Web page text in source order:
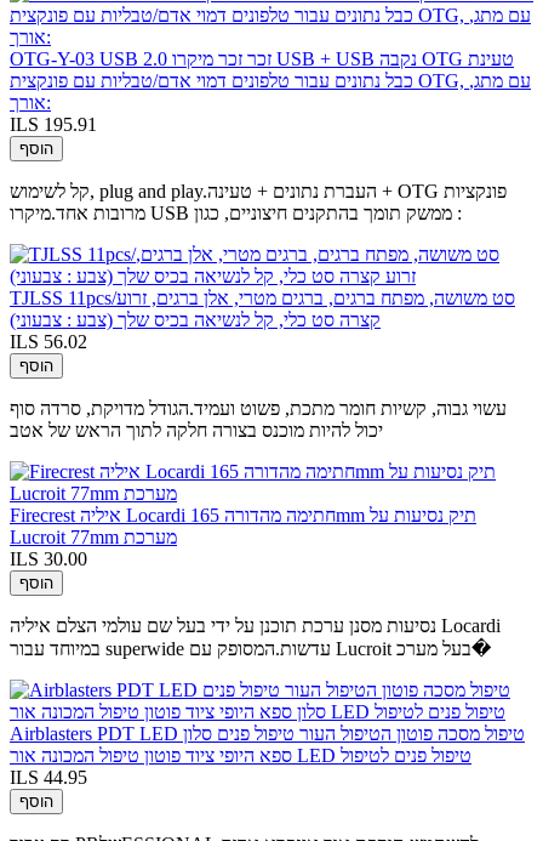
OTG-Y-03 USB 2.0 זכר זכר מיקרו USB + USB נקבה OTG טעינת
כבל נתונים עבור טלפונים דמוי אדם/טבליות עם פונקצית OTG, עם מתג,
אורך:
ILS 195.91
הוסף
קל לשימוש, plug and play.העברת נתונים + טעינה + OTG פונקציות
מרובות אחד.מיקרו USB ממשק תומך בהתקנים חיצוניים, כגון :
TJLSS 11pcs/סט משושה, מפתח ברגים, ברגים מטרי, אלן ברגים, זרוע
קצרה סט כלי, קל לנשיאה בכיס שלך (צבע : צבעוני)
ILS 56.02
הוסף
עשוי גבוה, קשיות חומר מתכת, פשוט ועמיד.הגודל מדויקת, סרדה סוף
יכול להיות מוכנס בצורה חלקה לתוך הראש של אטב
Firecrest איליה Locardi חתימה מהדורה 165mm תיק נסיעות על
Lucroit 77mm מערכת
ILS 30.00
הוסף
נסיעות מסנן ערכת תוכנן על ידי בעל שם עולמי הצלם איליה Locardi
במיוחד עבור superwide עדשות.המסופק עם Lucroit בעל מערכ�
Airblasters PDT LED טיפול מסכה פוטון הטיפול העור טיפול פנים סלון
ספא היופי ציוד פוטון טיפול המכונה אור LED טיפול פנים לטיפול
ILS 44.95
הוסף